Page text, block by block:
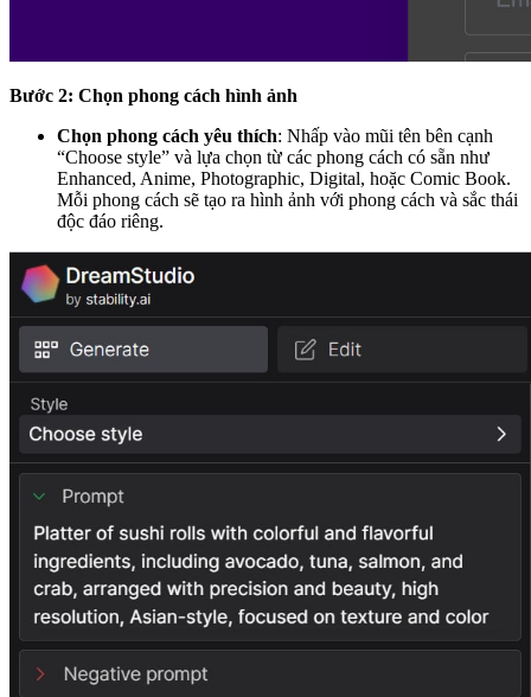
Bước 2: Chọn phong cách hình ảnh
Chọn phong cách yêu thích: Nhấp vào mũi tên bên cạnh
“Choose style” và lựa chọn từ các phong cách có sẵn như
Enhanced, Anime, Photographic, Digital, hoặc Comic Book.
Mỗi phong cách sẽ tạo ra hình ảnh với phong cách và sắc thái
độc đáo riêng.